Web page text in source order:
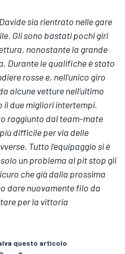
sia rientrato nelle gare
Gli sono bastati pochi giri
nonostante la grande
Durante le qualifiche è stato
rosse e, nell’unico giro
alcune vetture nell’ultimo
due migliori intertempi.
raggiunto dal team-mate
difficile per via delle
Tutto l’equipaggio si è
un problema al pit stop gli
che già dalla prossima
dare nuovamente filo da
per la vittoria
questo articolo